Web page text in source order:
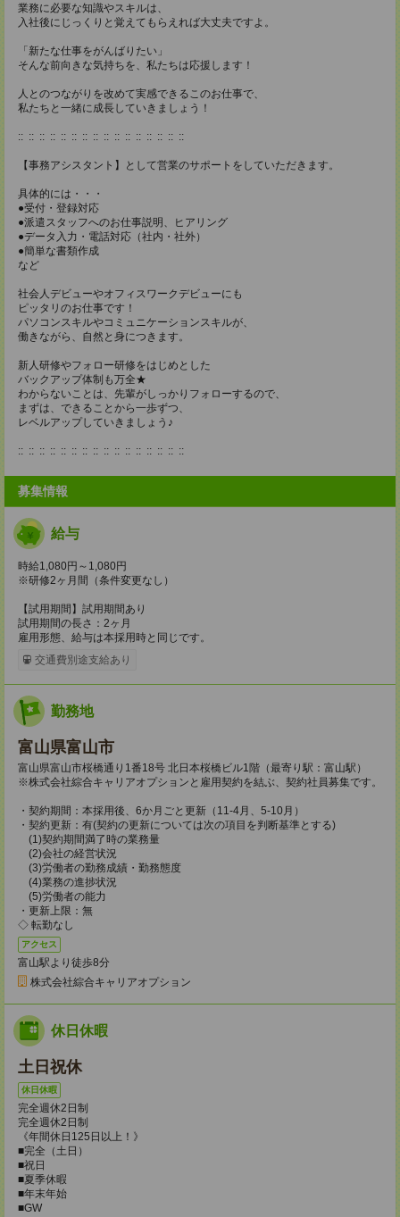
業務に必要な知識やスキルは、
入社後にじっくりと覚えてもらえれば大丈夫ですよ。
「新たな仕事をがんばりたい」
そんな前向きな気持ちを、私たちは応援します！
人とのつながりを改めて実感できるこのお仕事で、
私たちと一緒に成長していきましょう！
:: :: :: :: :: :: :: :: :: :: :: :: :: :: :: ::
【事務アシスタント】として営業のサポートをしていただきます。
具体的には・・・
●受付・登録対応
●派遣スタッフへのお仕事説明、ヒアリング
●データ入力・電話対応（社内・社外）
●簡単な書類作成
など
社会人デビューやオフィスワークデビューにも
ピッタリのお仕事です！
パソコンスキルやコミュニケーションスキルが、
働きながら、自然と身につきます。
新人研修やフォロー研修をはじめとした
バックアップ体制も万全★
わからないことは、先輩がしっかりフォローするので、
まずは、できることから一歩ずつ、
レベルアップしていきましょう♪
:: :: :: :: :: :: :: :: :: :: :: :: :: :: :: ::
募集情報
給与
時給1,080円～1,080円
※研修2ヶ月間（条件変更なし）
【試用期間】試用期間あり
試用期間の長さ：2ヶ月
雇用形態、給与は本採用時と同じです。
交通費別途支給あり
勤務地
富山県富山市
富山県富山市桜橋通り1番18号 北日本桜橋ビル1階（最寄り駅：富山駅）
※株式会社綜合キャリアオプションと雇用契約を結ぶ、契約社員募集です。
・契約期間：本採用後、6か月ごと更新（11-4月、5-10月）
・契約更新：有(契約の更新については次の項目を判断基準とする)
(1)契約期間満了時の業務量
(2)会社の経営状況
(3)労働者の勤務成績・勤務態度
(4)業務の進捗状況
(5)労働者の能力
・更新上限：無
◇ 転勤なし
アクセス
富山駅より徒歩8分
株式会社綜合キャリアオプション
休日休暇
土日祝休
休日休暇
完全週休2日制
完全週休2日制
《年間休日125日以上！》
■完全（土日）
■祝日
■夏季休暇
■年末年始
■GW